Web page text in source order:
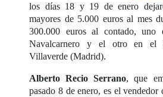
los días 18 y 19 de enero
mayores de 5.000 euros al mes
300.000 euros al contado, uno
Navalcarnero y el otro en el
Villaverde (Madrid).
Alberto Recio Serrano, que
pasado 8 de enero, es el